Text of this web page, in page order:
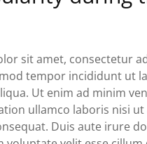
sit amet, consectetur
tempor incididunt ut
Ut enim ad minim
ullamco laboris nisi ut
Duis aute irure